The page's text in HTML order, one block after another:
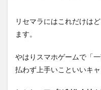
リセマラにはこれだけは
ます。
やはりスマホゲームで「
払わず上手いこといいキ